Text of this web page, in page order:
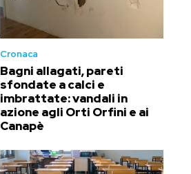
Cronaca
Bagni allagati, pareti
sfondate a calci e
imbrattate: vandali in
azione agli Orti Orfini e ai
Canapè